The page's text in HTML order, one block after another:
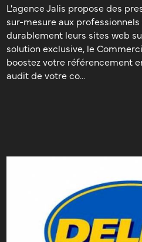
L'agence Jalis propose des
sur-mesure aux
durablement leurs sites web
solution exclusive, le
boostez votre référencement
audit de votre co...